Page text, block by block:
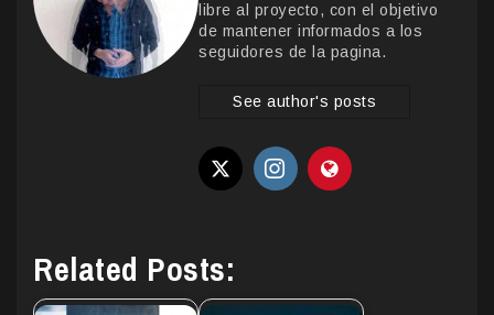
libre al proyecto, con el objetivo
de mantener informados a los
seguidores de la pagina.
See author's posts
Related Posts: